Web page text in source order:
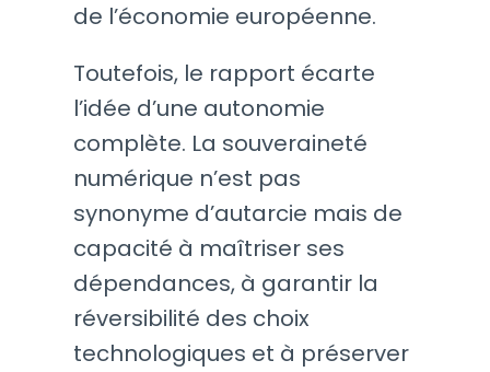
de l’économie européenne.
Toutefois, le rapport écarte
l’idée d’une autonomie
complète. La souveraineté
numérique n’est pas
synonyme d’autarcie mais de
capacité à maîtriser ses
dépendances, à garantir la
réversibilité des choix
technologiques et à préserver